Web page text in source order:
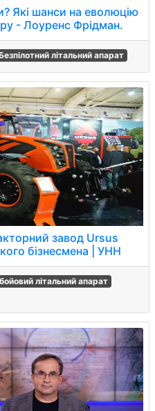
Які шанси на еволюцію
- Лоуренс Фрідман.
літальний апарат
завод Ursus
бізнесмена | УНН
літальний апарат